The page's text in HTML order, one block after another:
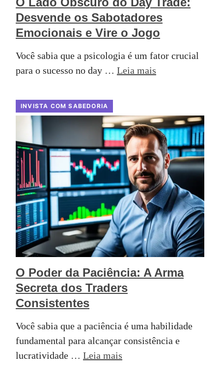
Desvende os Sabotadores
Emocionais e Vire o Jogo
Você sabia que a psicologia é um fator crucial
para o sucesso no day … Leia mais
INVISTA COM SABEDORIA
O Poder da Paciência: A Arma
Secreta dos Traders
Consistentes
Você sabia que a paciência é uma habilidade
fundamental para alcançar consistência e
lucratividade … Leia mais